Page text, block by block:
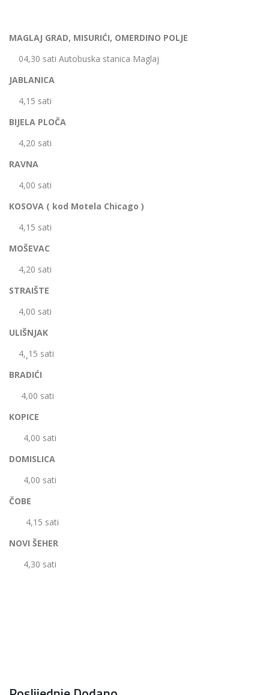
MAGLAJ GRAD, MISURIĆI, OMERDINO POLJE
04,30 sati Autobuska stanica Maglaj
JABLANICA
4,15 sati
BIJELA PLOČA
4,20 sati
RAVNA
4,00 sati
KOSOVA ( kod Motela Chicago )
4,15 sati
MOŠEVAC
4,20 sati
STRAIŠTE
4,00 sati
ULIŠNJAK
4,¸15 sati
BRADIĆI
4,00 sati
KOPICE
4,00 sati
DOMISLICA
4,00 sati
ČOBE
4,15 sati
NOVI ŠEHER
4,30 sati